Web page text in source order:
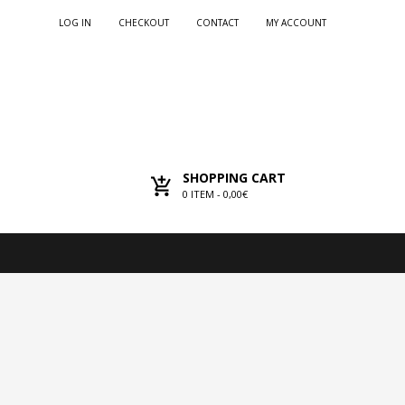
MY ACCOUNT
CONTACT
CHECKOUT
LOG IN
SHOPPING CART
0 ITEM - 0,00€